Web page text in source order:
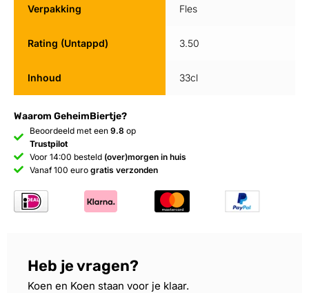
Waarom GeheimBiertje?
Beoordeeld met een 9.8 op
Trustpilot
Voor 14:00 besteld (over)morgen in huis
Vanaf 100 euro gratis verzonden
Verpakking Fles
Rating (Untappd) 3.50
Inhoud 33cl
Heb je vragen?
Koen en Koen staan voor je klaar.